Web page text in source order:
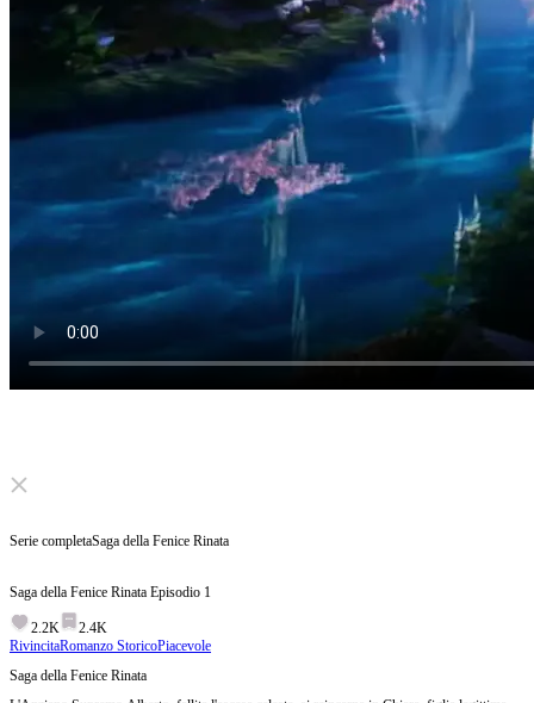
Click to unmute
Serie completaSaga della Fenice Rinata
Saga della Fenice Rinata Episodio 1
2.2K
2.4K
RivincitaRomanzo StoricoPiacevole
Saga della Fenice Rinata